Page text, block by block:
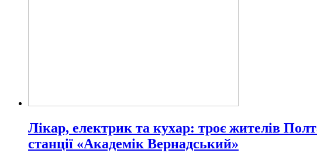
Лікар, електрик та кухар: троє жителів
станції «Академік Вернадський»